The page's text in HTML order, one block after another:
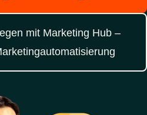
mit Marketing Hub –